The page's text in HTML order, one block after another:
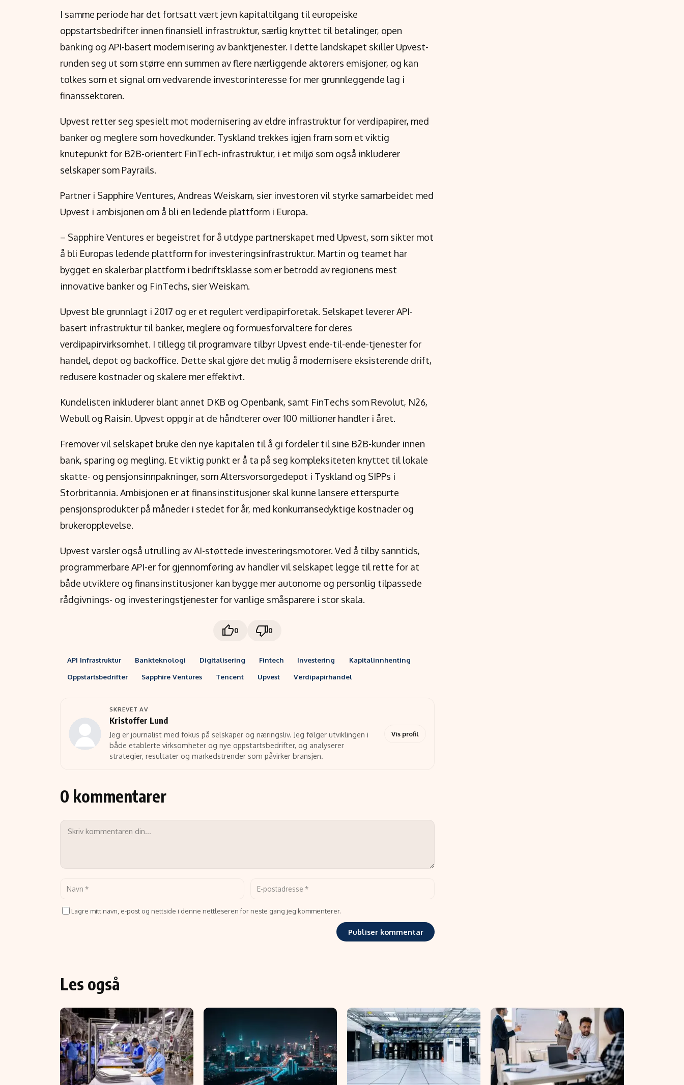
I samme periode har det fortsatt vært jevn kapitaltilgang til europeiske
oppstartsbedrifter innen finansiell infrastruktur, særlig knyttet til betalinger, open
banking og API-basert modernisering av banktjenester. I dette landskapet skiller Upvest-
runden seg ut som større enn summen av flere nærliggende aktørers emisjoner, og kan
tolkes som et signal om vedvarende investorinteresse for mer grunnleggende lag i
finanssektoren.
Upvest retter seg spesielt mot modernisering av eldre infrastruktur for verdipapirer, med
banker og meglere som hovedkunder. Tyskland trekkes igjen fram som et viktig
knutepunkt for B2B-orientert FinTech-infrastruktur, i et miljø som også inkluderer
selskaper som Payrails.
Partner i Sapphire Ventures, Andreas Weiskam, sier investoren vil styrke samarbeidet med
Upvest i ambisjonen om å bli en ledende plattform i Europa.
– Sapphire Ventures er begeistret for å utdype partnerskapet med Upvest, som sikter mot
å bli Europas ledende plattform for investeringsinfrastruktur. Martin og teamet har
bygget en skalerbar plattform i bedriftsklasse som er betrodd av regionens mest
innovative banker og FinTechs, sier Weiskam.
Upvest ble grunnlagt i 2017 og er et regulert verdipapirforetak. Selskapet leverer API-
basert infrastruktur til banker, meglere og formuesforvaltere for deres
verdipapirvirksomhet. I tillegg til programvare tilbyr Upvest ende-til-ende-tjenester for
handel, depot og backoffice. Dette skal gjøre det mulig å modernisere eksisterende drift,
redusere kostnader og skalere mer effektivt.
Kundelisten inkluderer blant annet DKB og Openbank, samt FinTechs som Revolut, N26,
Webull og Raisin. Upvest oppgir at de håndterer over 100 millioner handler i året.
Fremover vil selskapet bruke den nye kapitalen til å gi fordeler til sine B2B-kunder innen
bank, sparing og megling. Et viktig punkt er å ta på seg kompleksiteten knyttet til lokale
skatte- og pensjonsinnpakninger, som Altersvorsorgedepot i Tyskland og SIPPs i
Storbritannia. Ambisjonen er at finansinstitusjoner skal kunne lansere etterspurte
pensjonsprodukter på måneder i stedet for år, med konkurransedyktige kostnader og
brukeropplevelse.
Upvest varsler også utrulling av AI-støttede investeringsmotorer. Ved å tilby sanntids,
programmerbare API-er for gjennomføring av handler vil selskapet legge til rette for at
både utviklere og finansinstitusjoner kan bygge mer autonome og personlig tilpassede
rådgivnings- og investeringstjenester for vanlige småsparere i stor skala.
0 0
API Infrastruktur Bankteknologi Digitalisering Fintech Investering
Kapitalinnhenting
Oppstartsbedrifter
Sapphire Ventures Tencent Upvest Verdipapirhandel
SKREVET AV
Kristoffer Lund
Jeg er journalist med fokus på selskaper og næringsliv. Jeg følger utviklingen i
både etablerte virksomheter og nye oppstartsbedrifter, og analyserer
strategier, resultater og markedstrender som påvirker bransjen.
Vis profil
0 kommentarer
Lagre mitt navn, e-post og nettside i denne nettleseren for neste gang jeg kommenterer.
Les også